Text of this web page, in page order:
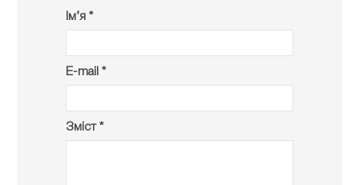
Ім’я *
E-mail *
Зміст *